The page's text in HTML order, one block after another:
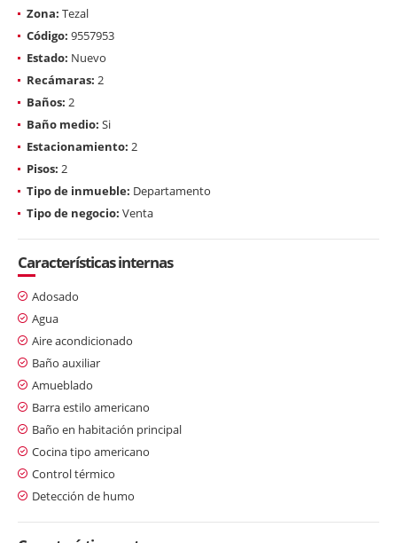
Zona: Tezal
Código: 9557953
Estado: Nuevo
Recámaras: 2
Baños: 2
Baño medio: Si
Estacionamiento: 2
Pisos: 2
Tipo de inmueble: Departamento
Tipo de negocio: Venta
Características internas
Adosado
Agua
Aire acondicionado
Baño auxiliar
Amueblado
Barra estilo americano
Baño en habitación principal
Cocina tipo americano
Control térmico
Detección de humo